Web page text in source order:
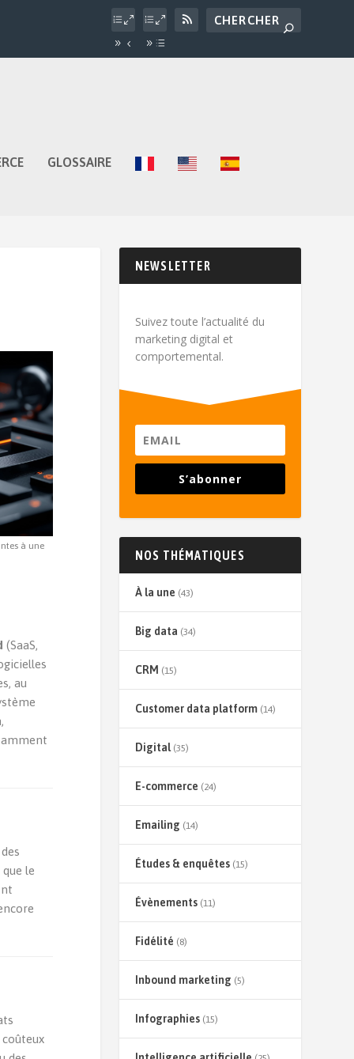
GLOSSAIRE
à une
(SaaS,
au
le
NEWSLETTER
Suivez toute l’actualité du
marketing digital et
comportemental.
S’abonner
NOS THÉMATIQUES
À la une (43)
Big data (34)
CRM (15)
Customer data platform(14)
Digital(35)
E-commerce (24)
Emailing (14)
Études & enquêtes(15)
Évènements(11)
Fidélité (8)
Inbound marketing (5)
Infographies(15)